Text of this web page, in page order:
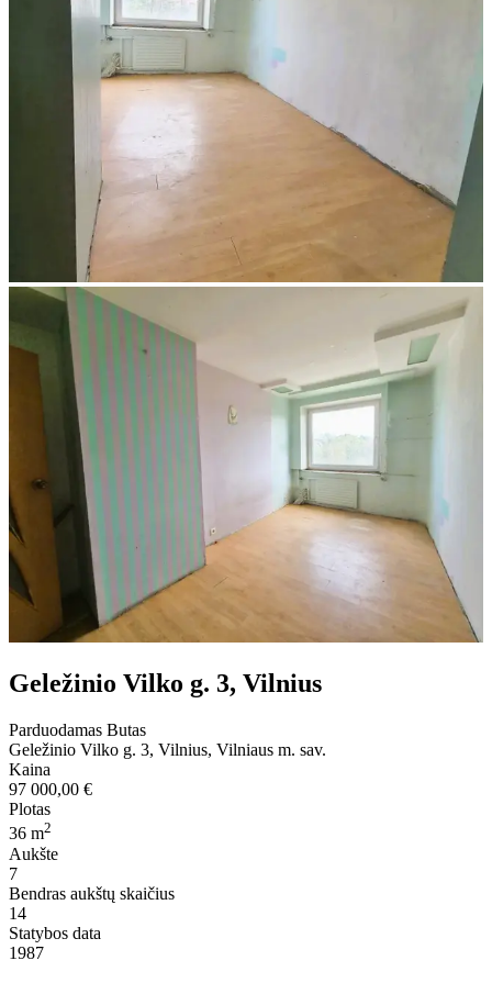
Geležinio Vilko g. 3, Vilnius
Parduodamas Butas
Geležinio Vilko g. 3, Vilnius, Vilniaus m. sav.
Kaina
97 000,00 €
Plotas
36 m2
Aukšte
7
Bendras aukštų skaičius
14
Statybos data
1987